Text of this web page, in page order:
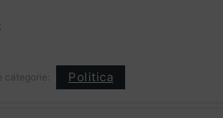
categorie: Politica